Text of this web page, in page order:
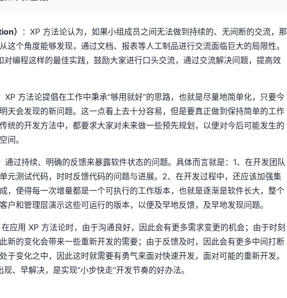
）
：XP 方法论认为，如果小组成员之间无法做到持续的、无间断的交流，那
这个角度能够发现，通过文档、报表等人工制品进行交流面临巨大的局限性。
对编程这样的最佳实践，鼓励大家进行口头交流，通过交流解决问题，提高效
XP 方法论提倡在工作中秉承“够用就好”的思路，也就是尽量地简单化，只要今
天会发现的新问题。这一点看上去十分容易，但是要真正做到保持简单的工作
统的开发方法中，都要求大家对未来做一些预先规划，以便对今后可能发生的
间。
通过持续、明确的反馈来暴露软件状态的问题。具体而言就是：1、在开发团队
元测试代码，时时反馈代码的问题与进展。2、在开发过程中，还应该加强集
，使得每一次增量都是一个可执行的工作版本，也就是逐渐是软件长大，整个
户和管理层演示这些可运行的版本，以便及早地反馈，及早地发现问题。
在应用 XP 方法论时，由于沟通良好，因此会有更多需求变更的机会；由于时刻
新的变化会带来一些重新开发的需要；由于反馈及时，因此会有更多中间打断
于变化之中，因此这时就需要有勇气来面对快速开发，面对可能的重新开发。
、早解决，是实现“小步快走”开发节奏的好办法。